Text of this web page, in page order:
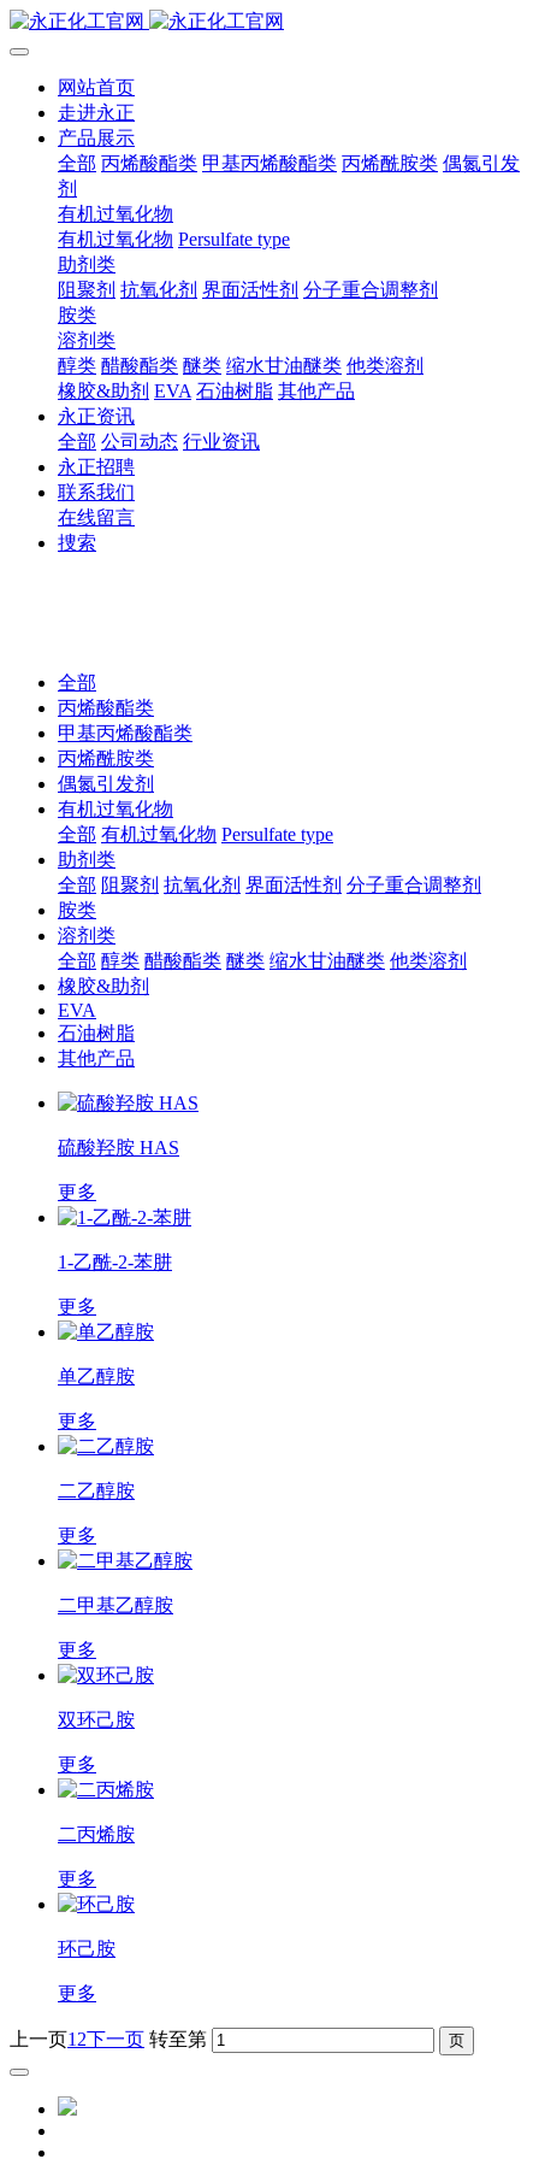
网站首页
走进永正
产品展示
全部 丙烯酸酯类 甲基丙烯酸酯类 丙烯酰胺类 偶氮引发
剂
有机过氧化物
有机过氧化物 Persulfate type
助剂类
阻聚剂 抗氧化剂 界面活性剂 分子重合调整剂
胺类
溶剂类
醇类 醋酸酯类 醚类 缩水甘油醚类 他类溶剂
橡胶&助剂 EVA 石油树脂 其他产品
永正资讯
全部 公司动态 行业资讯
永正招聘
联系我们
在线留言
捜索
全部
丙烯酸酯类
甲基丙烯酸酯类
丙烯酰胺类
偶氮引发剂
有机过氧化物
全部 有机过氧化物 Persulfate type
助剂类
全部 阻聚剂 抗氧化剂 界面活性剂 分子重合调整剂
胺类
溶剂类
全部 醇类 醋酸酯类 醚类 缩水甘油醚类 他类溶剂
橡胶&助剂
EVA
石油树脂
其他产品
硫酸羟胺 HAS
更多
1-乙酰-2-苯肼
更多
单乙醇胺
更多
二乙醇胺
更多
二甲基乙醇胺
更多
双环己胺
更多
二丙烯胺
更多
环己胺
更多
上一页1 2下一页 转至第